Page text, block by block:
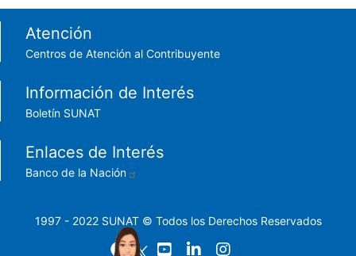
Footer menu
Atención
Centros de Atención al Contribuyente
Información de Interés
Boletín SUNAT
Enlaces de Interés
Banco de la Nación
1997 - 2022 SUNAT © Todos los Derechos Reservados